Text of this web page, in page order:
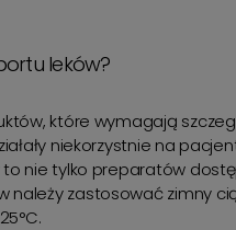
leków?
które wymagają
niekorzystnie na
nie tylko preparatów
należy zastosować zimny